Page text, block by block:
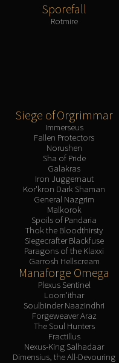
Sporefall
Rotmire
Siege of Orgrimmar
Immerseus
Fallen Protectors
Norushen
Sha of Pride
Galakras
Iron Juggernaut
Kor'kron Dark Shaman
General Nazgrim
Malkorok
Spoils of Pandaria
Thok the Bloodthirsty
Siegecrafter Blackfuse
Paragons of the Klaxxi
Garrosh Hellscream
Manaforge Omega
Plexus Sentinel
Loom'ithar
Soulbinder Naazindhri
Forgeweaver Araz
The Soul Hunters
Fractillus
Nexus-King Salhadaar
Dimensius, the All-Devouring